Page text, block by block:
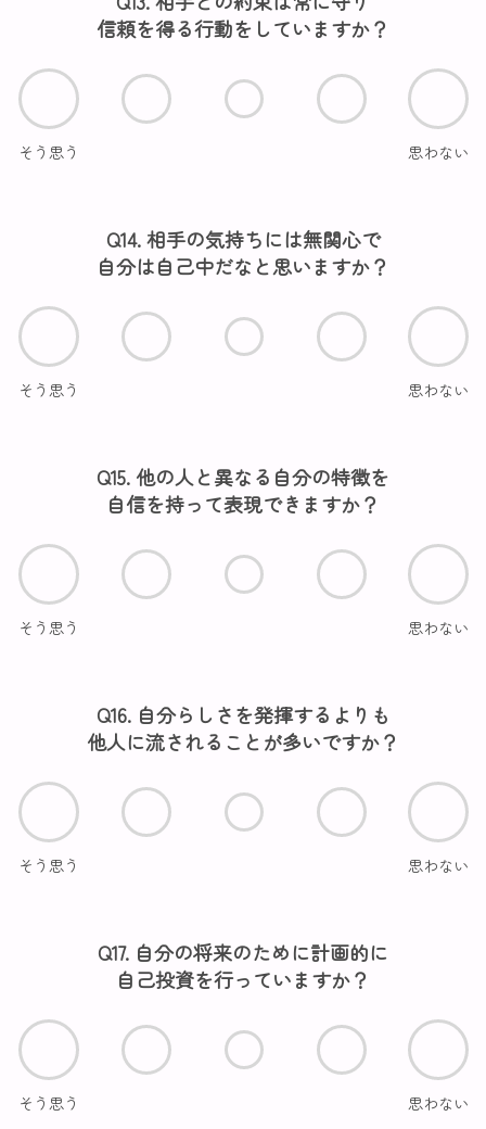
信頼を得る行動をしていますか？
そう思う 思わない
Q14. 相手の気持ちには無関心で
自分は自己中だなと思いますか？
そう思う 思わない
Q15. 他の人と異なる自分の特徴を
自信を持って表現できますか？
そう思う 思わない
Q16. 自分らしさを発揮するよりも
他人に流されることが多いですか？
そう思う 思わない
Q17. 自分の将来のために計画的に
自己投資を行っていますか？
そう思う 思わない